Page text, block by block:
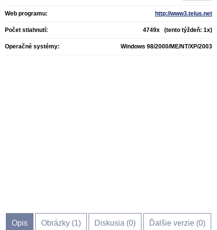
Web programu: http://www3.telus.net
Počet stiahnutí: 4749x (tento týždeň: 1x)
Operačné systémy: Windows 98/2000/ME/NT/XP/2003
Opis Obrázky (1) Diskusia (0) Ďalšie verzie (0)